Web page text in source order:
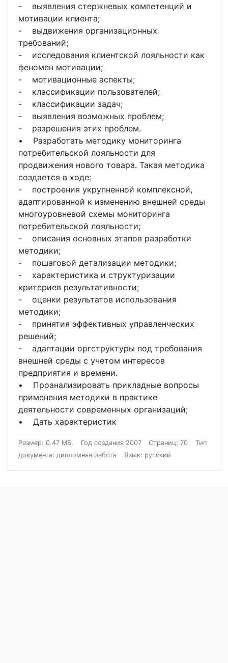
- выявления стержневых компетенций и
мотивации клиента;
- выдвижения организационных
требований;
- исследования клиентской лояльности как
феномен мотивации;
- мотивационные аспекты;
- классификации пользователей;
- классификации задач;
- выявления возможных проблем;
- разрешения этих проблем.
• Разработать методику мониторинга
потребительской лояльности для
продвижения нового товара. Такая методика
создается в ходе:
- построения укрупненной комплексной,
адаптированной к изменению внешней среды
многоуровневой схемы мониторинга
потребительской лояльности;
- описания основных этапов разработки
методики;
- пошаговой детализации методики;
- характеристика и структуризации
критериев результативности;
- оценки результатов использования
методики;
- принятия эффективных управленческих
решений;
- адаптации оргструктуры под требования
внешней среды с учетом интересов
предприятия и времени.
• Проанализировать прикладные вопросы
применения методики в практике
деятельности современных организаций;
• Дать характеристик
Размер: 0.47 МБ. Год создания 2007 Страниц: 70
Тип
документа: дипломная работа
Язык: русский